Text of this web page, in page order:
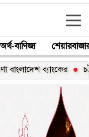
অর্থ-বাণিজ্য
নতুনব্রিজে পথরোধ